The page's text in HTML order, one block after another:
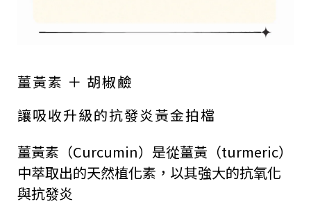
薑黃素 ＋ 胡椒鹼
讓吸收升級的抗發炎黃金拍檔
薑黃素（Curcumin）是從薑黃（turmeric）
中萃取出的天然植化素，以其強大的抗氧化
與抗發炎